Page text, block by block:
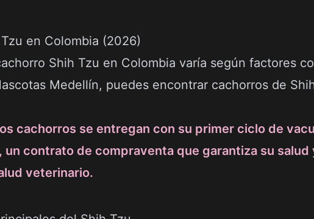
en Colombia (2026)
Shih Tzu en Colombia varía según factores
Medellín, puedes encontrar cachorros de
cachorros se entregan con su primer ciclo de
un contrato de compraventa que garantiza su salud
veterinario.